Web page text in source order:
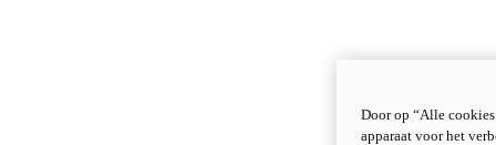
Door op “Alle
apparaat voor het